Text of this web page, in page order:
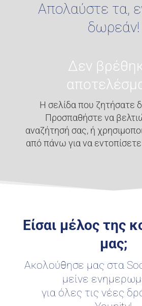
Απολαύστε τα,
δωρεάν!
Δεν
Η σελίδα που ζητήσατε
Προσπαθήστε να
αναζήτησή σας, ή
από πάνω για να
Είσαι μέλος της
μας;​
Ακολούθησε μας στα
μείνε
για όλες τις νέες